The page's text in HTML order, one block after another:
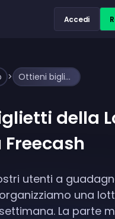
Accedi
> Ottieni biglietti della lotteria gratis ogni settimana
della
utenti a
una
La parte